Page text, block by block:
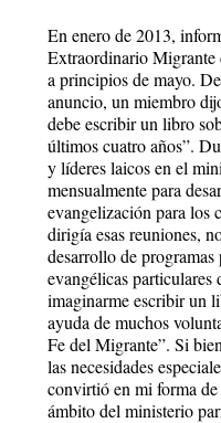
En enero de 2013,
Extraordinario Migrante
a principios de mayo.
anuncio, un miembro
debe escribir un libro
últimos cuatro años”.
y líderes laicos en el
mensualmente para
evangelización para los
dirigía esas reuniones,
desarrollo de programas
evangélicas
imaginarme escribir un
ayuda de muchos
Fe del Migrante”. Si
las necesidades
convirtió en mi forma
ámbito del ministerio